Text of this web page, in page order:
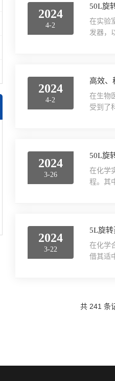
2024
4-2
50L旋
在实验
发器，
2024
4-2
高效、
在生物
受到了
2024
3-26
50L旋
在化学
程。其
2024
3-22
5L旋
在化学
借其适
共 241 条